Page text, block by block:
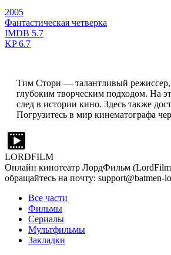
2005
Фантастическая четверка
IMDB 5.7
KP6.7
Тим Стори — талантливый режиссер,
глубоким творческим подходом. На
след в истории кино. Здесь также
Погрузитесь в мир кинематографа
LORDFILM
Онлайн кинотеатр ЛордФильм
обращайтесь на почту: support@batmen-
Все части
Фильмы
Сериалы
Мультфильмы
Закладки